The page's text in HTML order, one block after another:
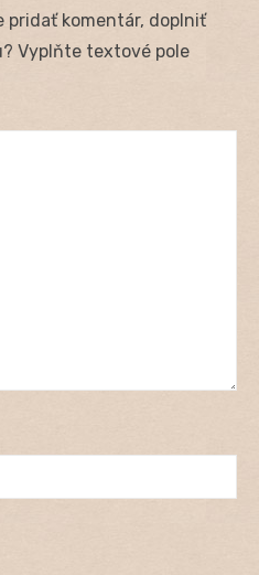
pridať komentár, doplniť
Vyplňte textové pole